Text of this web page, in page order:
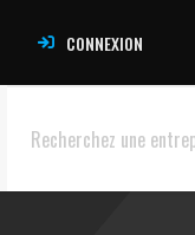
CONNEXION